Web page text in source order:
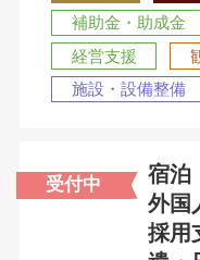
補助金・助成金
経営支援
施設・設備整備
宿泊
外国
採用
受付中